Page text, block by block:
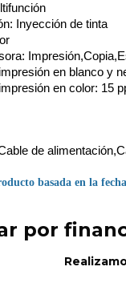
Inyección de tinta
en blanco y
en color: 15
de
basada en la
por